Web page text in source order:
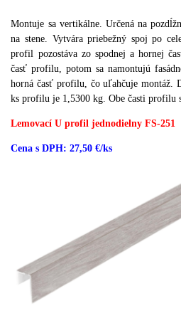
Montuje sa vertikálne.
Určená na
na stene.
Vytvára priebežný spoj po
profil pozostáva zo spodnej a hornej
časť profilu, potom sa namontujú
horná časť profilu, čo uľahčuje montáž.
ks profilu je 1,5300 kg. Obe časti profilu
Lemovací U profil jednodielny FS-251
Cena s DPH: 27,50 €/ks